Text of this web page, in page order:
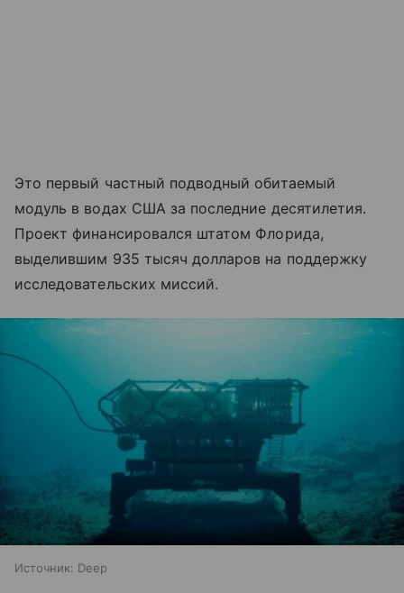
Это первый частный подводный обитаемый
модуль в водах США за последние десятилетия.
Проект финансировался штатом Флорида,
выделившим 935 тысяч долларов на поддержку
исследовательских миссий.
Источник: Deep